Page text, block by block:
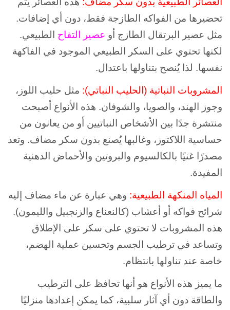
تحضيرها من الفواكه الطازجة فقط، دون أي إضافات.
مثل عصير البرتقال الطازج أو عصير التفاح الطبيعي.
لكنها تحتوي على السكر الطبيعي الموجود في الفاكهة
نفسها. لذا يُنصح بتناولها باعتدال.
المشروبات النباتية (الحليب النباتي): مثل حليب اللوز،
وجوز الهند، والصويا، والشوفان. هذه الأنواع أصبحت
منتشرة جدًا بين الأشخاص النباتيين أو من يعانون من
حساسية اللاكتوز، وغالبها يُصنع بدون سكر مضاف. وتعد
مصدرًا غنيًا بالكالسيوم والبروتين والأحماض الدهنية
المفيدة.
المياه المنكهة الطبيعية: وهي عبارة عن ماء مضاف إليه
شرائح فواكه أو أعشاب (كالنعناع والزنجبيل والليمون).
هذه المشروبات لا تحتوي على سكر على الإطلاق
وتساعد في ترطيب الجسم وتحسين عملية الهضم،
خاصة عند تناولها بانتظام.
ما يميز هذه الأنواع هو أنها تحافظ على الترطيب
والطاقة دون أي آثار سلبية، كما يمكن إعدادها منزليًا